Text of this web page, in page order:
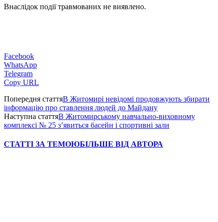
Внаслідок події травмованих не виявлено.
Facebook
WhatsApp
Telegram
Copy URL
Попередня статтяВ Житомирі невідомі продовжують збирати
інформацію про ставлення людей до Майдану
Наступна статтяВ Житомирському навчально-виховному
комплексі № 25 з’явиться басейн і спортивні зали
СТАТТІ ЗА ТЕМОЮБІЛЬШЕ ВІД АВТОРА